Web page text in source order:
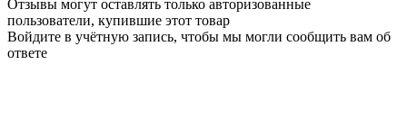
Отзывы могут оставлять только авторизованные
пользователи, купившие этот товар
Войдите в учётную запись, чтобы мы могли сообщить вам об
ответе